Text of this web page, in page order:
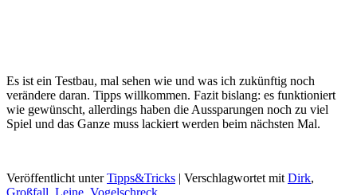
Es ist ein Testbau, mal sehen wie und was ich zukünftig noch
verändere daran. Tipps willkommen. Fazit bislang: es funktioniert
wie gewünscht, allerdings haben die Aussparungen noch zu viel
Spiel und das Ganze muss lackiert werden beim nächsten Mal.
Veröffentlicht unter Tipps&Tricks | Verschlagwortet mit Dirk,
Großfall Leine Vogelschreck